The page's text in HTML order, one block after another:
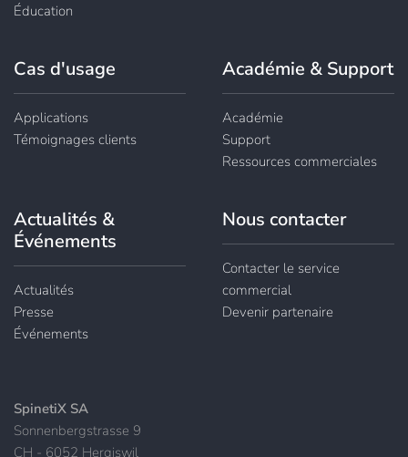
Éducation
Cas d'usage
Applications
Témoignages clients
Académie & Support
Académie
Support
Ressources commerciales
Actualités &
Événements
Actualités
Presse
Événements
Nous contacter
Contacter le service
commercial
Devenir partenaire
SpinetiX SA
Sonnenbergstrasse 9
CH - 6052 Hergiswil